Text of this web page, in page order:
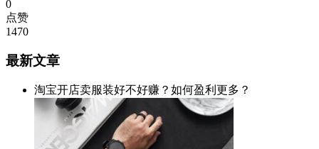
0
点赞
1470
最新文章
淘宝开店卖服装好不好赚？如何盈利更多？